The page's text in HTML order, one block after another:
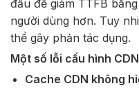
đầu để giảm TTFB
người dùng hơn. Tuy
thể gây phản tác dụng.
Một số lỗi cấu hình
Cache CDN không